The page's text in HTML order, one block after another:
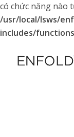
có chức năng nào
/usr/local/lsws/
includes/